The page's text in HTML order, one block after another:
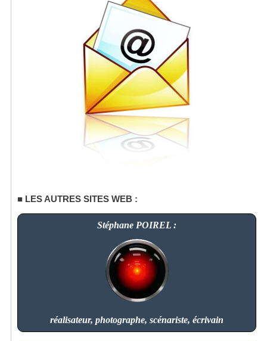
LES AUTRES SITES WEB :
Stéphane POIREL :
réalisateur, photographe, scénariste, écrivain